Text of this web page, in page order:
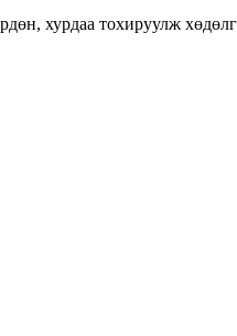
хурдаа тохируулж